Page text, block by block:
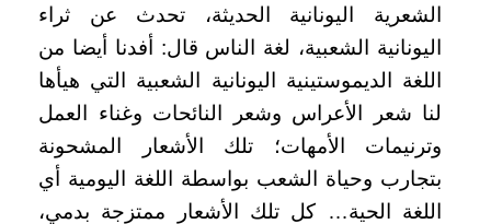
الشعرية اليونانية الحديثة، تحدث عن ثراء
اليونانية الشعبية، لغة الناس قال: أفدنا أيضا من
اللغة الديموستينية اليونانية الشعبية التي هيأها
لنا شعر الأعراس وشعر النائحات وغناء العمل
وترنيمات الأمهات؛ تلك الأشعار المشحونة
بتجارب وحياة الشعب بواسطة اللغة اليومية أي
اللغة الحية… كل تلك الأشعار ممتزجة بدمي،